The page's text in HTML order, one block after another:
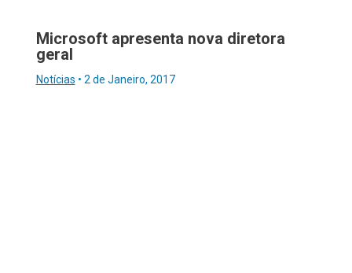
Microsoft apresenta nova diretora
geral
Notícias • 2 de Janeiro, 2017